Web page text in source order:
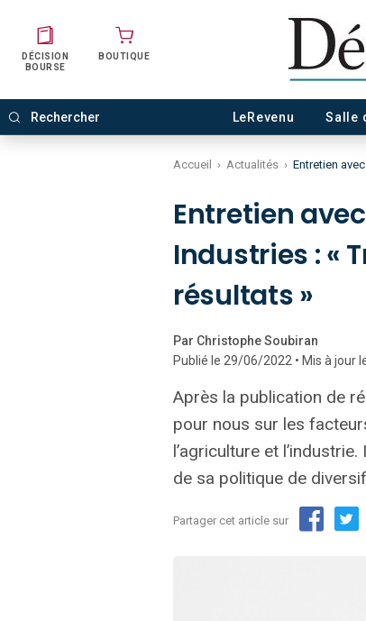
DÉCISION
BOURSE
BOUTIQUE
LeRevenu Salle
Accueil › Actualités › Entretien
Entretien
Industries : «
résultats »
Par Christophe Soubiran
Publié le 29/06/2022 • Mis à jour
Après la publication de
pour nous sur les
l’agriculture et
de sa politique de
Partager cet article sur